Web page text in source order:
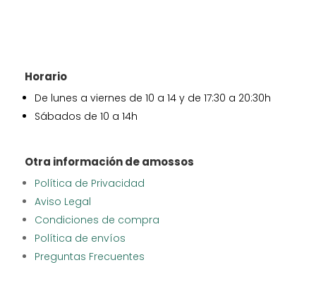
Horario
De lunes a viernes de 10 a 14 y de 17:30 a 20:30h
Sábados de 10 a 14h
Otra información de amossos
Política de Privacidad
Aviso Legal
Condiciones de compra
Política de envíos
Preguntas Frecuentes